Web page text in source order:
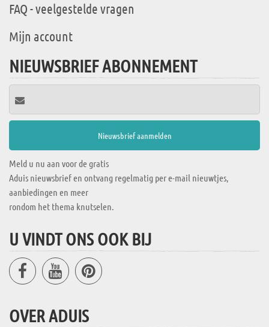
FAQ - veelgestelde vragen
Mijn account
NIEUWSBRIEF ABONNEMENT
Meld u nu aan voor de gratis
Aduis nieuwsbrief en ontvang regelmatig per e-mail nieuwtjes,
aanbiedingen en meer
rondom het thema knutselen.
U VINDT ONS OOK BIJ
OVER ADUIS